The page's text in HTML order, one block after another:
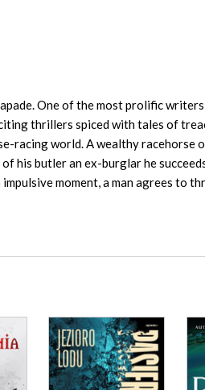
One of the most prolific
thrillers spiced with tales of
world. A wealthy racehorse
his butler an ex-burglar he
moment, a man agrees to